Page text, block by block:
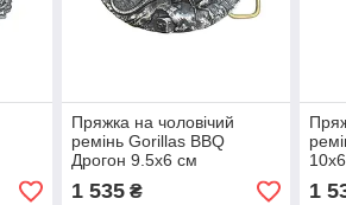
Пряжка на чоловічий
ремінь Gorillas BBQ
Дрогон 9.5х6 см
Сріблястий (bb16)
1 535₴ 1